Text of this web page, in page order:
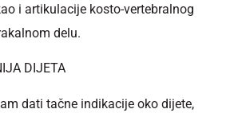
i artikulacije kosto-vertebralnog
delu.
DIJETA
dati tačne indikacije oko dijete,